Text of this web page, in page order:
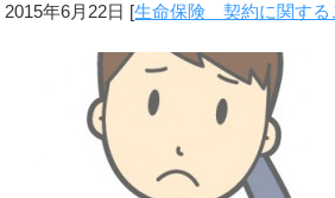
2015年6月22日 [生命保険 契約に関する